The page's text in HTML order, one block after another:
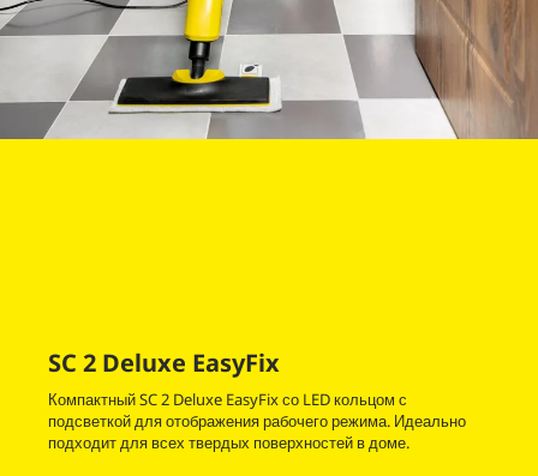
SC 2 Deluxe EasyFix
Компактный SC 2 Deluxe EasyFixсо LED кольцом с
подсветкой для отображения рабочего режима. Идеально
подходит для всех твердых поверхностей в доме.